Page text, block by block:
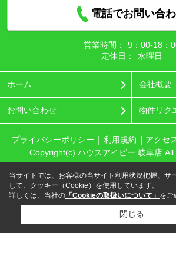
電話でお問い合
営業時間：
9：00‐18：
定休日：
水曜日
ホーム 会社概要
お問い合わせ 物件リク
プライバシーポリシー 利用規約 アクセ
Copyright(c) ハウスアイビー 岐阜店 All
当サイトでは、お客様の当サイト利用状況把握、サ
して、クッキー（Cookie）を使用しています。
詳しくは、当社の 「Cookieの取扱いについて」 をご
閉じる